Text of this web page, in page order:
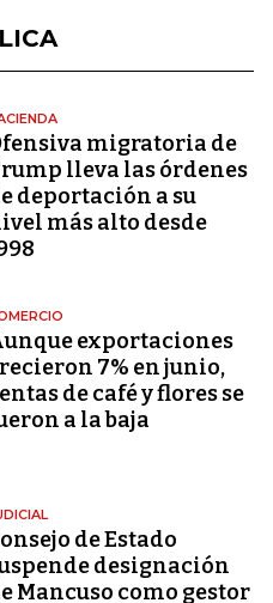
migratoria de
lleva las órdenes
deportación a su
más alto desde
exportaciones
7% en junio,
de café y flores se
a la baja
de Estado
designación
Mancuso como gestor